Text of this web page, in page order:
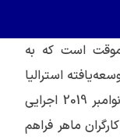
است که به
استرالیا
طراحی شده است. این ویزا که از تاریخ 16 نوامبر 2019 اجرایی
ماهر فراهم